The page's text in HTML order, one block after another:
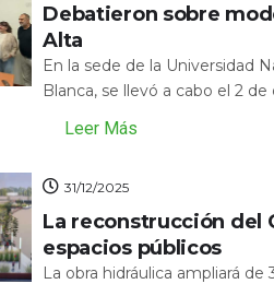
Debatieron sobre
Alta
En la sede de la Universidad
Blanca, se llevó a cabo el 2
Leer Más
31/12/2025
La reconstrucción del
espacios públicos
La obra hidráulica ampliará